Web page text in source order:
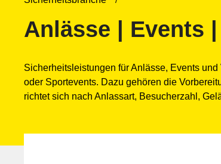
Anlässe | Events
Sicherheitsleistungen für Anlässe, Events
oder Sportevents. Dazu gehören die
richtet sich nach Anlassart, Besucherzahl,